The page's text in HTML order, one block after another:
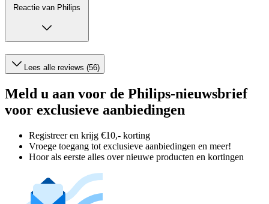
Reactie van Philips
Lees alle reviews (56)
Meld u aan voor de Philips-nieuwsbrief
voor exclusieve aanbiedingen
Registreer en krijg €10,- korting
Vroege toegang tot exclusieve aanbiedingen en meer!
Hoor als eerste alles over nieuwe producten en kortingen